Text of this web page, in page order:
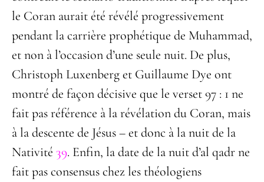
le Coran aurait été révélé progressivement
pendant la carrière prophétique de Muhammad,
et non à l’occasion d’une seule nuit. De plus,
Christoph Luxenberg et Guillaume Dye ont
montré de façon décisive que le verset 97 : 1 ne
fait pas référence à la révélation du Coran, mais
à la descente de Jésus – et donc à la nuit de la
Nativité 39. Enfin, la date de la nuit d’al qadr ne
fait pas consensus chez les théologiens